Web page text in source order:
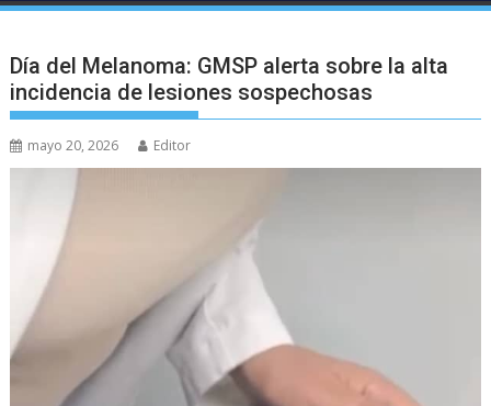
Día del Melanoma: GMSP alerta sobre la alta
incidencia de lesiones sospechosas
mayo 20, 2026 Editor